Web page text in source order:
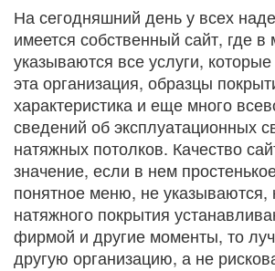
На сегодняшний день у всех
имеется собственный сайт, где
указываются все услуги,
эта организация, образцы
характеристика и еще много
сведений об эксплуатационных
натяжных потолков. Качество
значение, если в нем
понятное меню, не указываются,
натяжного покрытия
фирмой и другие моменты, то
другую организацию, а не